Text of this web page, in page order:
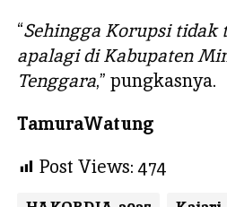
“Sehingga Korupsi tidak
apalagi di Kabupaten
Tenggara,” pungkasnya.
TamuraWatung
Post Views: 474